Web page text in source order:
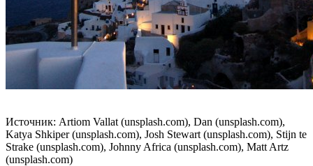
Источник: Artiom Vallat (unsplash.com), Dan (unsplash.com),
Katya Shkiper (unsplash.com), Josh Stewart (unsplash.com), Stijn te
Strake (unsplash.com), Johnny Africa (unsplash.com), Matt Artz
(unsplash.com)